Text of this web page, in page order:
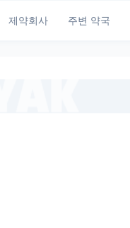
제약회사 주변 약국